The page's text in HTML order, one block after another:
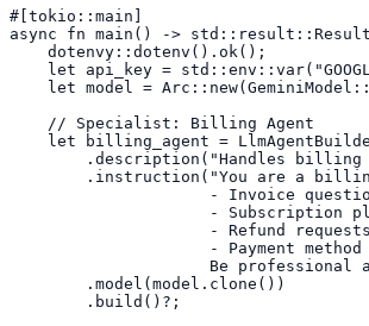
#[tokio::main]
async fn main() ->
    dotenvy::dotenv().ok();
let api_key =
let model =
    // Specialist: Billing Agent
let billing_agent =
.description("Handles
.instruction("You are a
- Invoice
- Subscription
- Refund
- Payment method
Be professional
        .model(model.clone())
        .build()?;